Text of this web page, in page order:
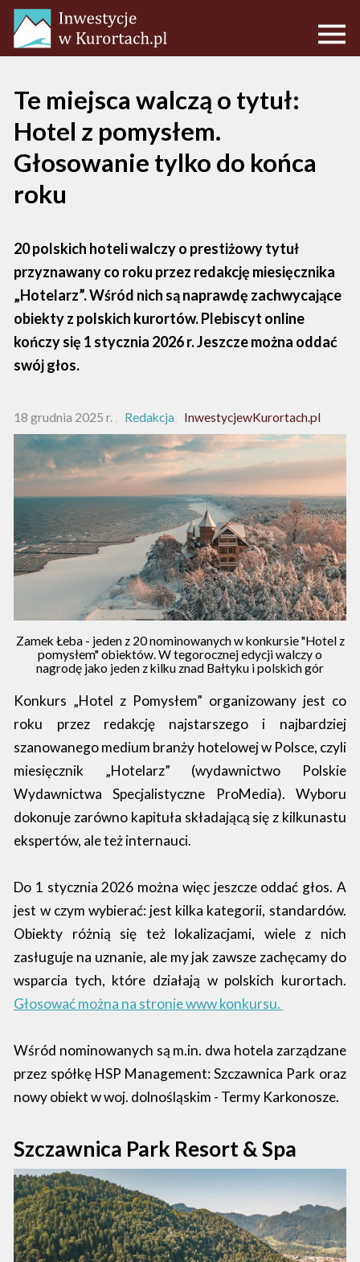
Te miejsca walczą o tytuł:
Hotel z pomysłem.
Głosowanie tylko do końca
roku
20 polskich hoteli walczy o prestiżowy tytuł
przyznawany co roku przez redakcję miesięcznika
„Hotelarz”. Wśród nich są naprawdę zachwycające
obiekty z polskich kurortów. Plebiscyt online
kończy się 1 stycznia 2026 r. Jeszcze można oddać
swój głos.
18 grudnia 2025 r. Redakcja InwestycjewKurortach.pl
Zamek Łeba - jeden z 20 nominowanych w konkursie "Hotel z
pomysłem" obiektów. W tegorocznej edycji walczy o
nagrodę jako jeden z kilku znad Bałtyku i polskich gór
Konkurs „Hotel z Pomysłem” organizowany jest co
roku przez redakcję najstarszego i najbardziej
szanowanego medium branży hotelowej w Polsce, czyli
miesięcznik „Hotelarz” (wydawnictwo Polskie
Wydawnictwa Specjalistyczne ProMedia). Wyboru
dokonuje zarówno kapituła składającą się z kilkunastu
ekspertów, ale też internauci.
Do 1 stycznia 2026 można więc jeszcze oddać głos. A
jest w czym wybierać: jest kilka kategorii, standardów.
Obiekty różnią się też lokalizacjami, wiele z nich
zasługuje na uznanie, ale my jak zawsze zachęcamy do
wsparcia tych, które działają w polskich kurortach.
Głosować można na stronie www konkursu.
Wśród nominowanych są m.in. dwa hotela zarządzane
przez spółkę HSP Management: Szczawnica Park oraz
nowy obiekt w woj. dolnośląskim - Termy Karkonosze.
Szczawnica Park Resort & Spa